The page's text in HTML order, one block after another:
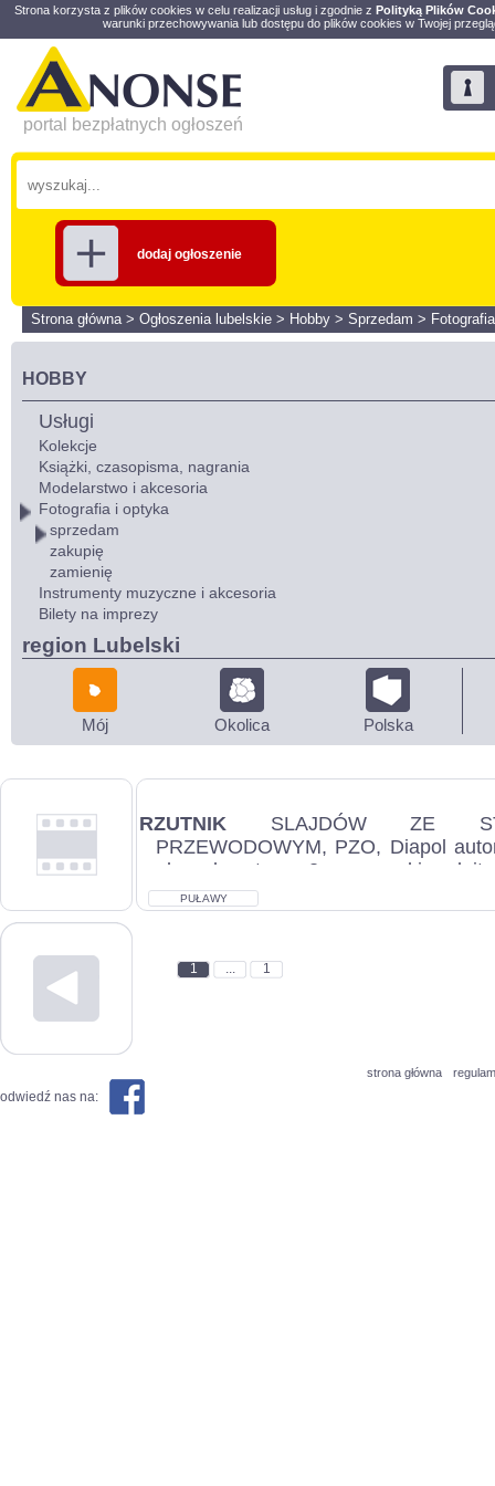
Strona korzysta z plików cookies w celu realizacji usług i zgodnie z Polityką Plików
warunki przechowywania lub dostępu do plików cookies w Twojej
portal bezpłatnych ogłoszeń
dodaj ogłoszenie
Strona główna> Ogłoszenia lubelskie > Hobby > Sprzedam >
HOBBY
Usługi
Kolekcje
Książki, czasopisma, nagrania
Modelarstwo i akcesoria
Fotografia i optyka
sprzedam
zakupię
zamienię
Instrumenty muzyczne i akcesoria
Bilety na imprezy
region Lubelski
Mój Okolica Polska
RZUTNIK SLAJDÓW ZE
PRZEWODOWYM, PZO, Diapol
ekran kasetowy, 2 magazynki, pulpit
stan dobry, c...
PUŁAWY
1 ... 1
strona główna
odwiedź nas na: